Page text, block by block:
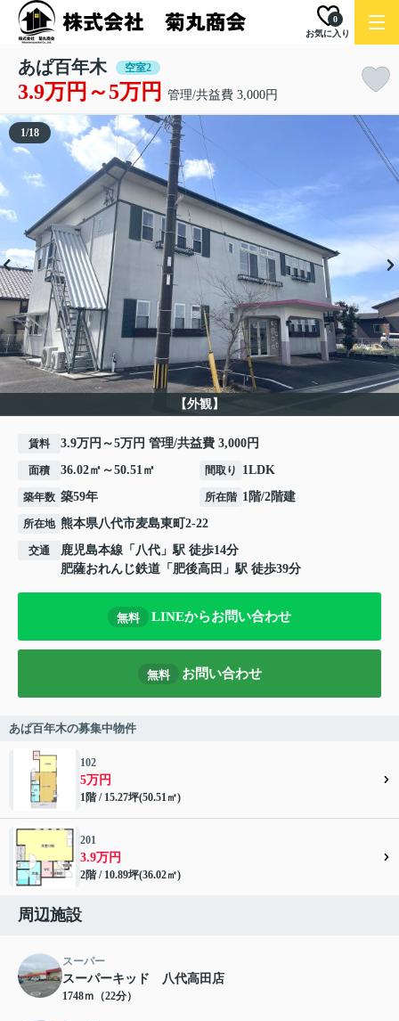
お気に入り
0
あぱ百年木 空室2
3.9万円～5万円 管理/共益費 3,000円
【外観】
1/18
賃料 3.9万円～5万円 管理/共益費 3,000円
面積 36.02㎡～50.51㎡ 間取り 1LDK
築年数 築59年 所在階 1階/2階建
所在地 熊本県八代市麦島東町 2-22
交通 鹿児島本線 「 八代 」駅 徒歩14分
肥薩おれんじ鉄道 「 肥後高田 」駅 徒歩39分
無料 LINEからお問い合わせ
無料 お問い合わせ
あぱ百年木の募集中物件
102
5万円
1階 / 15.27坪(50.51㎡)
201
3.9万円
2階 / 10.89坪(36.02㎡)
周辺施設
スーパー
スーパーキッド 八代高田店
1748ｍ（22分）